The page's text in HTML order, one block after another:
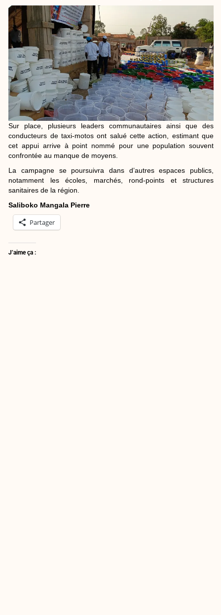
Sur place, plusieurs leaders communautaires ainsi que des
conducteurs de taxi-motos ont salué cette action, estimant que
cet appui arrive à point nommé pour une population souvent
confrontée au manque de moyens.
La campagne se poursuivra dans d’autres espaces publics,
notamment les écoles, marchés, rond-points et structures
sanitaires de la région.
Saliboko Mangala Pierre
Partager
J’aime ça :